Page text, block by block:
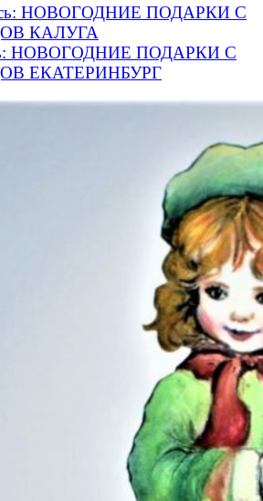
НОВОГОДНИЕ ПОДАРКИ С
КАЛУГА
НОВОГОДНИЕ ПОДАРКИ С
ЕКАТЕРИНБУРГ